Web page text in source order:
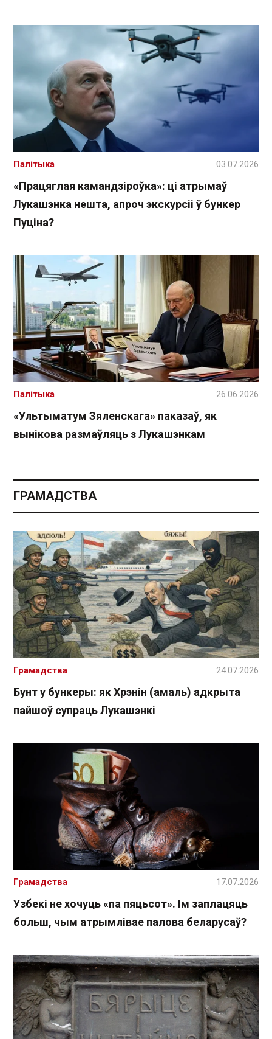
«Працяглая камандзіроўка»: ці атрымаў
Лукашэнка нешта, апроч экскурсіі ў бункер
Пуціна?
Палітыка 03.07.2026
«Ультыматум Зяленскага» паказаў, як
вынікова размаўляць з Лукашэнкам
Палітыка 26.06.2026
ГРАМАДСТВА
Бунт у бункеры: як Хрэнін (амаль) адкрыта
пайшоў супраць Лукашэнкі
Грамадства 24.07.2026
Узбекі не хочуць «па пяцьсот». Ім заплацяць
больш, чым атрымлівае палова беларусаў?
Грамадства 17.07.2026